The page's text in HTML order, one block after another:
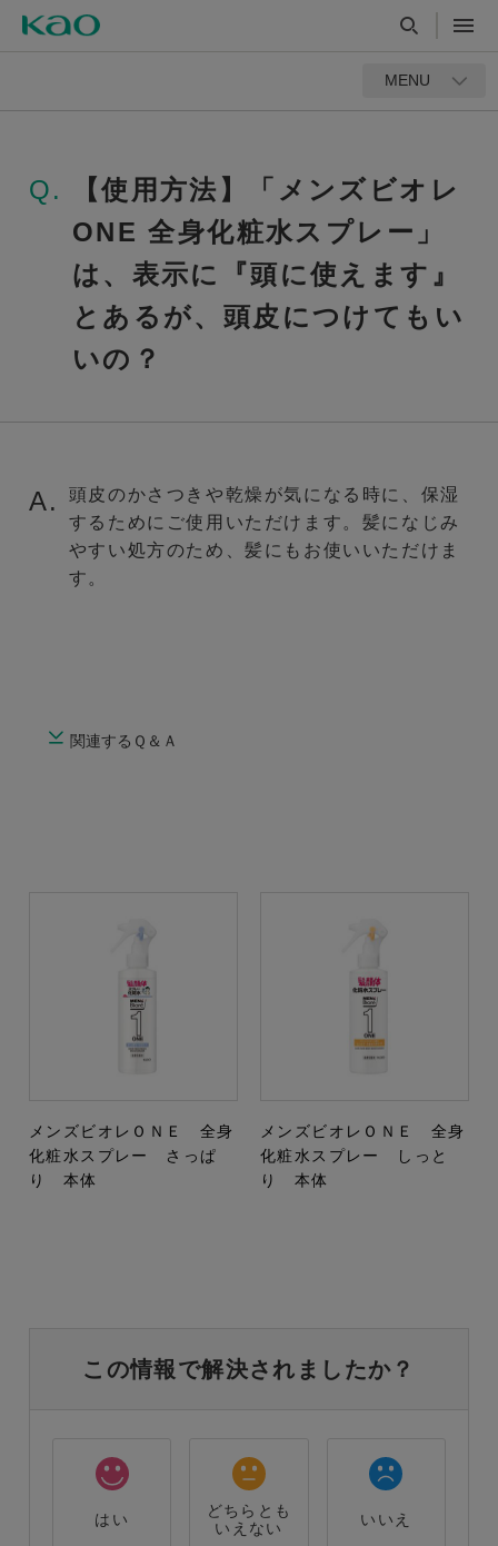
MENU
Q.
【使用方法】「メンズビオレ
ONE 全身化粧水スプレー」
は、表示に『頭に使えます』
とあるが、頭皮につけてもい
いの？
A.
頭皮のかさつきや乾燥が気になる時に、保湿
するためにご使用いただけます。髪になじみ
やすい処方のため、髪にもお使いいただけま
す。
関連するＱ＆Ａ
メンズビオレＯＮＥ 全身
化粧水スプレー さっぱ
り 本体
メンズビオレＯＮＥ 全身
化粧水スプレー しっと
り 本体
この情報で解決されましたか？
はい
どちらとも
いえない
いいえ